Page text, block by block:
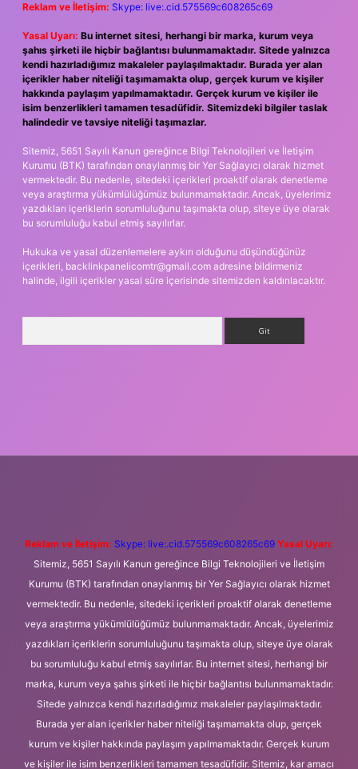
Reklam ve İletişim: Skype: live:.cid.575569c608265c69
Yasal Uyarı: Bu internet sitesi, herhangi bir marka, kurum veya
şahıs şirketi ile hiçbir bağlantısı bulunmamaktadır. Sitede yalnızca
kendi hazırladığımız makaleler paylaşılmaktadır. Burada yer alan
içerikler haber niteliği taşımamakta olup, gerçek kurum ve kişiler
hakkında paylaşım yapılmamaktadır. Gerçek kurum ve kişiler ile
isim benzerlikleri tamamen tesadüfidir. Sitemizdeki bilgiler taslak
halindedir ve tavsiye niteliği taşımazlar.
Sitemiz, 5651 Sayılı Kanun gereğince Bilgi Teknolojileri ve İletişim
Kurumu (BTK) tarafından onaylanmış bir Yer Sağlayıcı olarak hizmet
vermektedir. Bu nedenle, sitedeki içerikleri proaktif olarak denetleme
veya araştırma yükümlülüğümüz bulunmamaktadır. Ancak, üyelerimiz
yazdıkları içeriklerin sorumluluğunu taşımakta olup, siteye üye olarak
bu sorumluluğu kabul etmiş sayılırlar.
Hukuka ve yasal düzenlemelere aykırı olduğunu düşündüğünüz
içerikleri, backlinkpanelicomtr@gmail.com adresine bildirmeniz
halinde, ilgili içerikler yasal süre içerisinde sitemizden kaldırılacaktır.
Reklam ve İletişim: Skype: live:.cid.575569c608265c69 Yasal Uyarı:
Sitemiz, 5651 Sayılı Kanun gereğince Bilgi Teknolojileri ve İletişim
Kurumu (BTK) tarafından onaylanmış bir Yer Sağlayıcı olarak hizmet
vermektedir. Bu nedenle, sitedeki içerikleri proaktif olarak denetleme
veya araştırma yükümlülüğümüz bulunmamaktadır. Ancak, üyelerimiz
yazdıkları içeriklerin sorumluluğunu taşımakta olup, siteye üye olarak
bu sorumluluğu kabul etmiş sayılırlar. Bu internet sitesi, herhangi bir
marka, kurum veya şahıs şirketi ile hiçbir bağlantısı bulunmamaktadır.
Sitede yalnızca kendi hazırladığımız makaleler paylaşılmaktadır.
Burada yer alan içerikler haber niteliği taşımamakta olup, gerçek
kurum ve kişiler hakkında paylaşım yapılmamaktadır. Gerçek kurum
ve kişiler ile isim benzerlikleri tamamen tesadüfidir. Sitemiz, kar amacı